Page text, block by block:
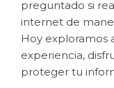
preguntado si
internet de
Hoy exploramos
experiencia,
proteger tu